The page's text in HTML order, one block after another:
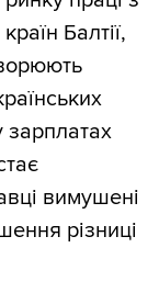
Балтії,
зарплатах
вимушені
різниці